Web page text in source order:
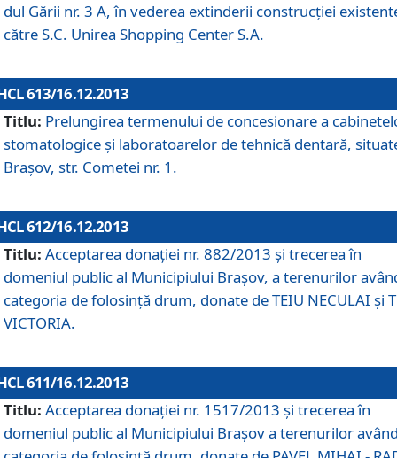
dul Gării nr. 3 A, în vederea extinderii construcţiei
către S.C. Unirea Shopping Center S.A.
613/16.12.2013
Titlu: Prelungirea termenului de concesionare a
stomatologice şi laboratoarelor de tehnică dentară,
Braşov, str. Cometei nr. 1.
612/16.12.2013
Titlu: Acceptarea donaţiei nr. 882/2013 şi trecerea în
domeniul public al Municipiului Braşov, a terenurilor
categoria de folosinţă drum, donate de TEIU NECULAI şi
VICTORIA.
611/16.12.2013
Titlu: Acceptarea donaţiei nr. 1517/2013 şi trecerea în
domeniul public al Municipiului Braşov a terenurilor